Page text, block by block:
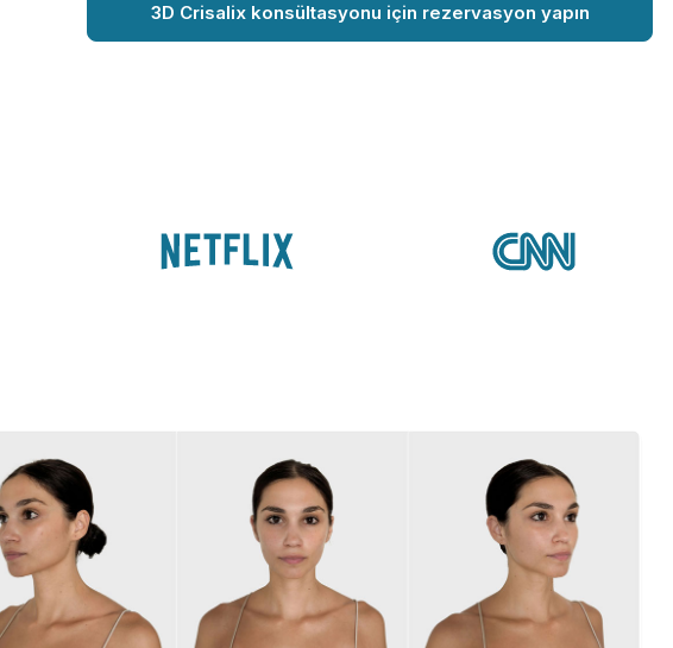
3D Crisalix konsültasyonu için rezervasyon yapın